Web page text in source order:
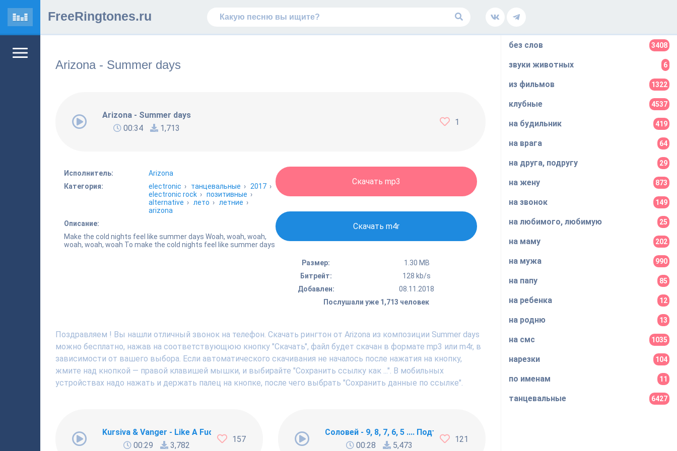
FreeRingtones.ru
Arizona - Summer days
Arizona - Summer days
00:34
1,713
1
Исполнитель:
Arizona
Категория:
electronic › танцевальные › 2017 ›
electronic rock › позитивные ›
alternative › лето › летние ›
arizona
Описание:
Make the cold nights feel like summer days Woah, woah, woah,
woah, woah, woah To make the cold nights feel like summer days
Скачать mp3
Скачать m4r
Размер:
1.30 MB
Битрейт:
128 kb/s
Добавлен:
08.11.2018
Послушали уже 1,713 человек
Поздравляем ! Вы нашли отличный звонок на телефон. Скачать рингтон от Arizona из композиции Summer days
можно бесплатно, нажав на соответствующюю кнопку "Скачать", файл будет скачан в формате mp3 или m4r, в
зависимости от вашего выбора. Если автоматического скачивания не началось после нажатия на кнопку,
жмите над кнопкой — правой клавишей мышки, и выбирайте "Сохранить ссылку как ...". В мобильных
устройствах надо нажать и держать палец на кнопке, после чего выбрать "Сохранить данные по ссылке".
Kursiva & Vanger - Like A Fucking Newbie
00:29
3,782
157
Соловей - 9, 8, 7, 6, 5 .... Подъём !!!
00:28
5,473
121
без слов 3408
звуки животных 6
из фильмов 1322
клубные 4537
на будильник 419
на врага 64
на друга, подругу 29
на жену 873
на звонок 149
на любимого, любимую 25
на маму 202
на мужа 990
на папу 85
на ребенка 12
на родню 13
на смс 1035
нарезки 104
по именам 11
танцевальные 6427